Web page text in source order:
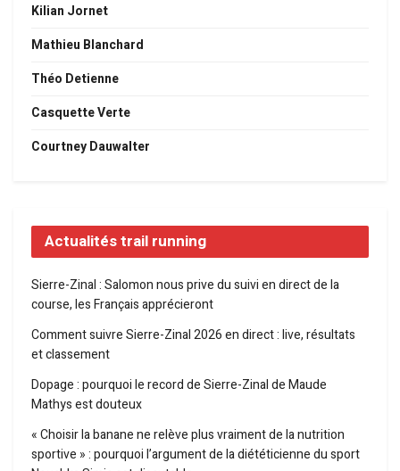
Kilian Jornet
Mathieu Blanchard
Théo Detienne
Casquette Verte
Courtney Dauwalter
Actualités trail running
Sierre-Zinal : Salomon nous prive du suivi en direct de la
course, les Français apprécieront
Comment suivre Sierre-Zinal 2026 en direct : live, résultats
et classement
Dopage : pourquoi le record de Sierre-Zinal de Maude
Mathys est douteux
« Choisir la banane ne relève plus vraiment de la nutrition
sportive » : pourquoi l’argument de la diététicienne du sport